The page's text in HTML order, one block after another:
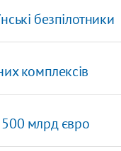
безпілотники
комплексів
млрд євро